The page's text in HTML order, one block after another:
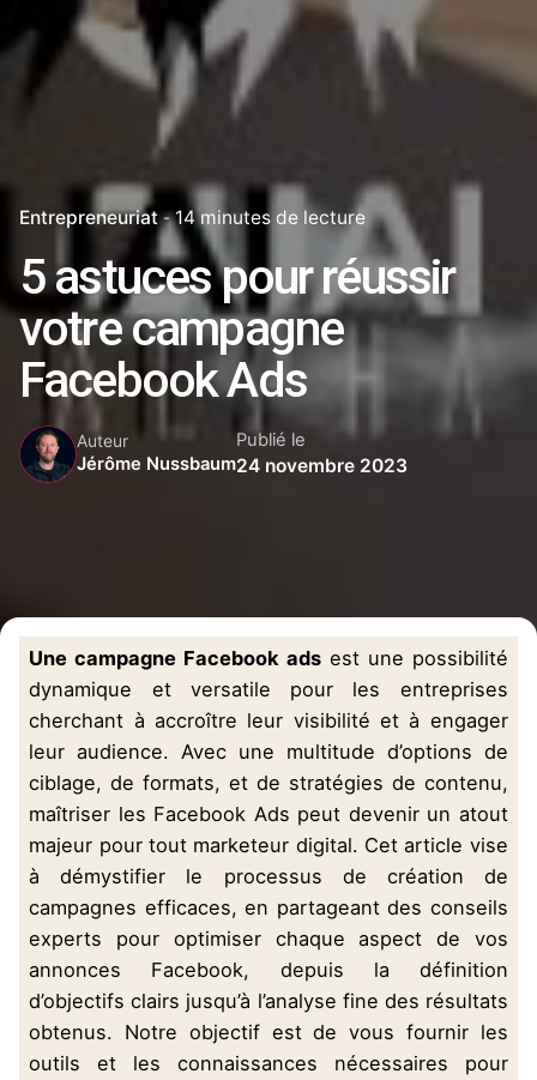
Entrepreneuriat 14 minutes de lecture
5 astuces pour réussir
votre campagne
Facebook Ads
Auteur
Jérôme Nussbaum
Publié le
24 novembre 2023
Une campagne Facebook ads est une possibilité
dynamique et versatile pour les entreprises
cherchant à accroître leur visibilité et à engager
leur audience. Avec une multitude d’options de
ciblage, de formats, et de stratégies de contenu,
maîtriser les Facebook Ads peut devenir un atout
majeur pour tout marketeur digital. Cet article vise
à démystifier le processus de création de
campagnes efficaces, en partageant des conseils
experts pour optimiser chaque aspect de vos
annonces Facebook, depuis la définition
d’objectifs clairs jusqu’à l’analyse fine des résultats
obtenus. Notre objectif est de vous fournir les
outils et les connaissances nécessaires pour